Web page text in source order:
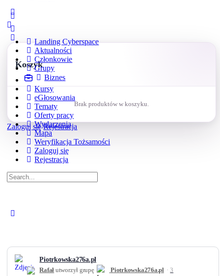
Koszyk
Brak produktów w koszyku.
Zaloguj się Rejestracja
Landing Cyberspace
Aktualności
Członkowie
Grupy
Biznes
Kursy
eGłosowania
Tematy
Oferty pracy
Wydarzenia
Mapa
Weryfikacja Tożsamości
Zaloguj się
Rejestracja
Search
for:
Piotrkowska276a.pl
Rafał utworzył grupę Piotrkowska276a.pl 3